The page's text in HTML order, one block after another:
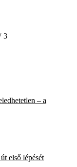
3
– a
első lépését